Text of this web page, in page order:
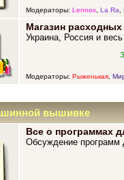
Модераторы: Lennox, La Ra,
Магазин
Украина, Россия и
Модераторы: Рыженькая,
вышивке
Все о программах
Обсуждение